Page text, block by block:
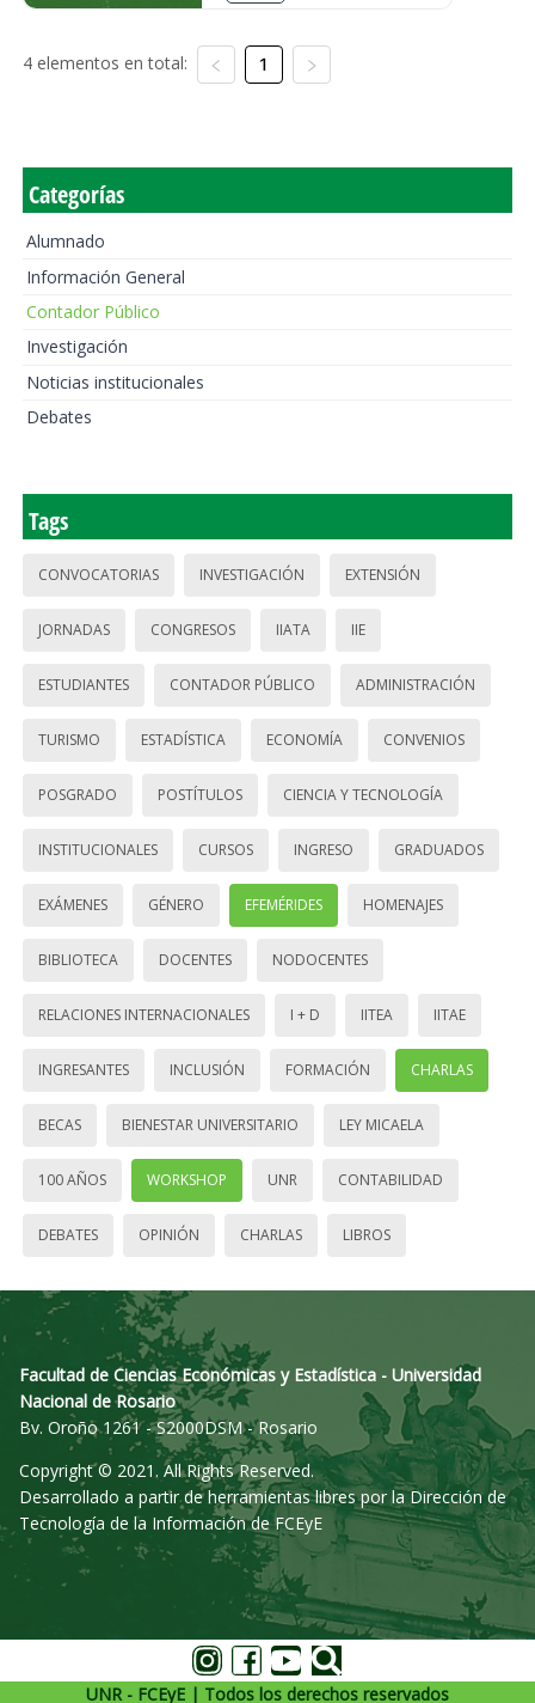
4 elementos en total: 1
Categorías
Alumnado
Información General
Contador Público
Investigación
Noticias institucionales
Debates
Tags
CONVOCATORIAS INVESTIGACIÓN EXTENSIÓN
JORNADAS CONGRESOS IIATA IIE
ESTUDIANTES CONTADOR PÚBLICO ADMINISTRACIÓN
TURISMO ESTADÍSTICA ECONOMÍA CONVENIOS
POSGRADO POSTÍTULOS CIENCIA Y TECNOLOGÍA
INSTITUCIONALES CURSOS INGRESO GRADUADOS
EXÁMENES GÉNERO EFEMÉRIDES HOMENAJES
BIBLIOTECA DOCENTES NODOCENTES
RELACIONES INTERNACIONALES I + D IITEA IITAE
INGRESANTES INCLUSIÓN FORMACIÓN CHARLAS
BECAS BIENESTAR UNIVERSITARIO LEY MICAELA
100 AÑOS WORKSHOP UNR CONTABILIDAD
DEBATES OPINIÓN CHARLAS LIBROS
Facultad de Ciencias Económicas y Estadística - Universidad
Nacional de Rosario
Bv. Oroño 1261 - S2000DSM - Rosario
Copyright © 2021. All Rights Reserved.
Desarrollado a partir de herramientas libres por la Dirección de
Tecnología de la Información de FCEyE
UNR - FCEyE | Todos los derechos reservados